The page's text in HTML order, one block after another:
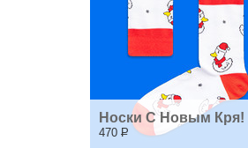
Носки С Новым Кря!
470 Р